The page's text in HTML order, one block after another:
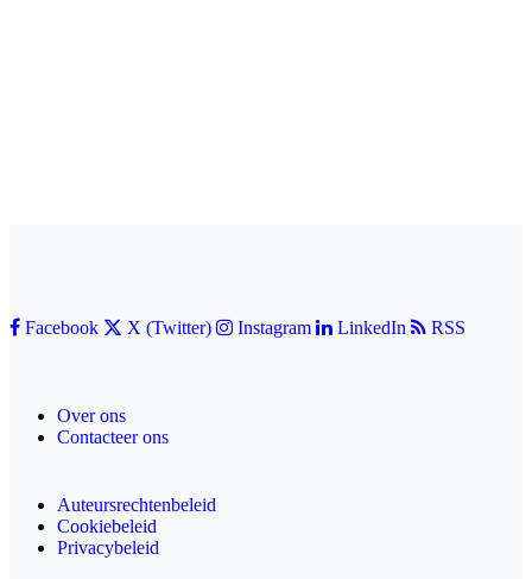
Facebook X (Twitter) Instagram LinkedIn RSS
Over ons
Contacteer ons
Auteursrechtenbeleid
Cookiebeleid
Privacybeleid